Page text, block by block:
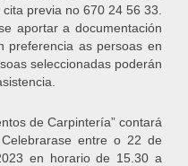
previa no 670 24 56 33.
aportar a documentación
preferencia as persoas en
seleccionadas poderán
de Carpintería” contará
entre o 22 de
en horario de 15.30 a